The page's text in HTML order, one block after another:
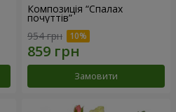
Композиція “Спалах
почуттів”
954 грн
Замовити